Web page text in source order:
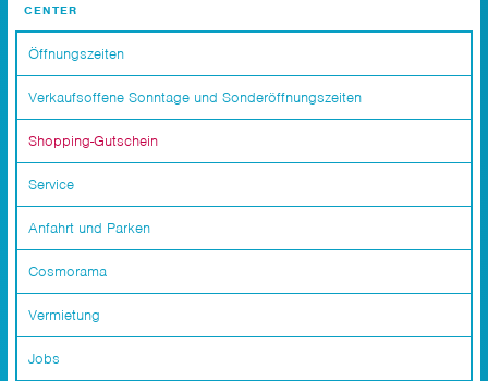
CENTER
Öffnungszeiten
Verkaufsoffene Sonntage und Sonderöffnungszeiten
Shopping-Gutschein
Service
Anfahrt und Parken
Cosmorama
Vermietung
Jobs